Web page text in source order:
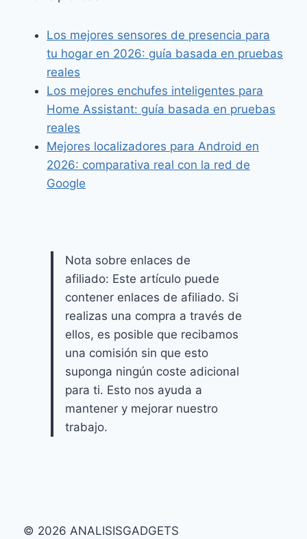
Los mejores sensores de presencia para
tu hogar en 2026: guía basada en pruebas
reales
Los mejores enchufes inteligentes para
Home Assistant: guía basada en pruebas
reales
Mejores localizadores para Android en
2026: comparativa real con la red de
Google
Nota sobre enlaces de
afiliado: Este artículo puede
contener enlaces de afiliado. Si
realizas una compra a través de
ellos, es posible que recibamos
una comisión sin que esto
suponga ningún coste adicional
para ti. Esto nos ayuda a
mantener y mejorar nuestro
trabajo.
© 2026 ANALISISGADGETS